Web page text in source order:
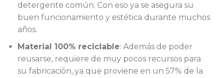
detergente común. Con eso ya se asegura su
buen funcionamiento y estética durante muchos
años.
Material 100% reciclable: Además de poder
reusarse, requiere de muy pocos recursos para
su fabricación, ya que proviene en un 57% de la